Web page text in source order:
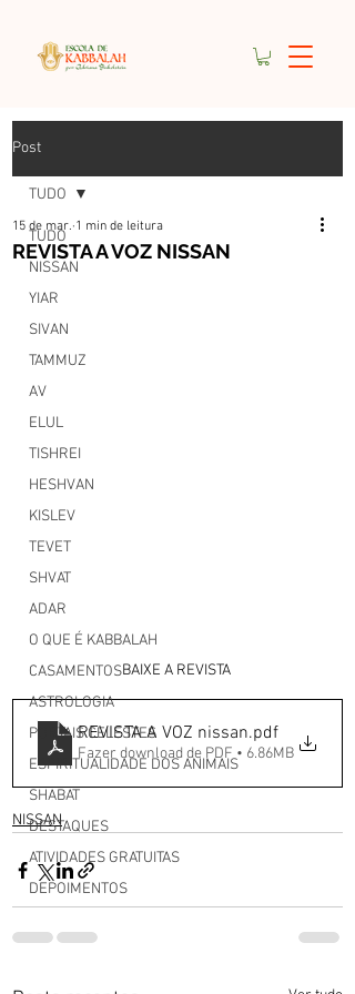
Post
TUDO
NISSAN
YIAR
SIVAN
TAMMUZ
AV
ELUL
TISHREI
HESHVAN
KISLEV
TEVET
SHVAT
ADAR
O QUE É KABBALAH
CASAMENTOS
ASTROLOGIA
PORTAIS CELESTES
ESPIRITUALIDADE DOS ANIMAIS
SHABAT
DESTAQUES
ATIVIDADES GRATUITAS
DEPOIMENTOS
TUDO
REVISTA A VOZ NISSAN
15 de mar. 1 min de leitura
BAIXE A REVISTA
REVISTA A VOZ nissan.pdf
Fazer download de PDF • 6.86MB
NISSAN